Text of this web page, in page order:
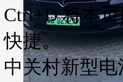
Ctrl+D将本页
快捷。
中关村新型